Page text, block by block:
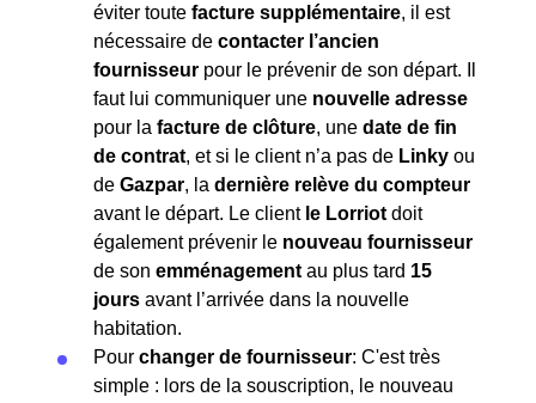
éviter toute facture supplémentaire, il est
nécessaire de contacter l’ancien
fournisseur pour le prévenir de son départ. Il
faut lui communiquer une nouvelle adresse
pour la facture de clôture, une date de fin
de contrat, et si le client n’a pas de Linky ou
de Gazpar, la dernière relève du compteur
avant le départ. Le client le Lorriot doit
également prévenir le nouveau fournisseur
de son emménagement au plus tard 15
jours avant l’arrivée dans la nouvelle
habitation.
Pour changer de fournisseur: C'est très
simple : lors de la souscription, le nouveau